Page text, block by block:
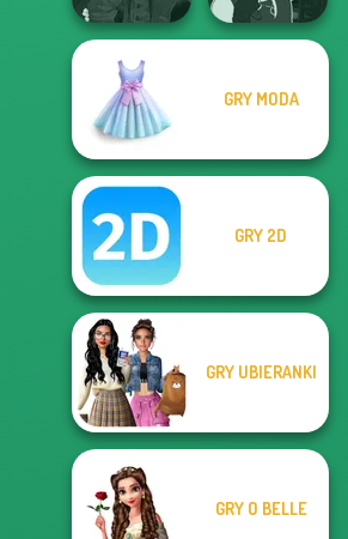
Manga Creator
Vampire Hunter
P...
Manga Creator -
GRY MODA
GRY 2D
GRY UBIERANKI
GRY O BELLE